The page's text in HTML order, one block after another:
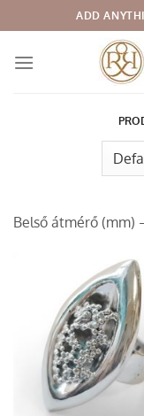
to
content
ADD
Belső átmérő (mm)